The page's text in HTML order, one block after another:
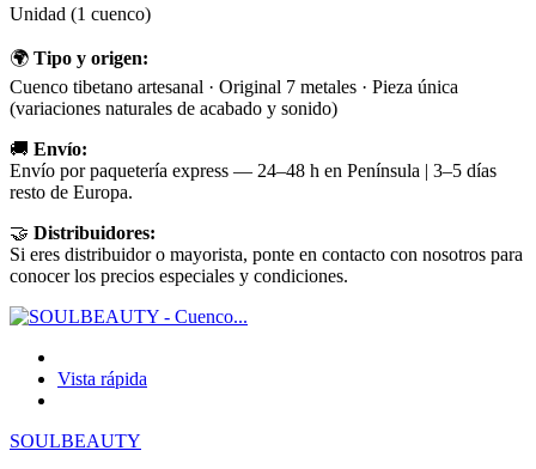
Unidad (1 cuenco)
🌍 Tipo y origen:
Cuenco tibetano artesanal · Original 7 metales · Pieza única
(variaciones naturales de acabado y sonido)
🚚 Envío:
Envío por paquetería express — 24–48 h en Península | 3–5 días
resto de Europa.
🤝 Distribuidores:
Si eres distribuidor o mayorista, ponte en contacto con nosotros para
conocer los precios especiales y condiciones.
Vista rápida
SOULBEAUTY